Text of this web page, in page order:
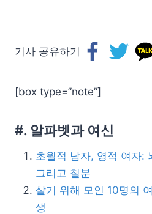
기사 공유하기
[box type=”note”]
#. 알파벳과 여신
초월적 남자, 영적 여자:
그리고 철분
살기 위해 모인 10명의
생